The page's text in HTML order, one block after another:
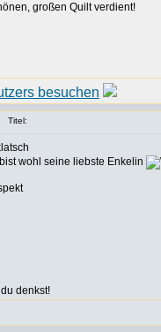
großen Quilt verdient!
Titel:
wohl seine liebste Enkelin
denkst!